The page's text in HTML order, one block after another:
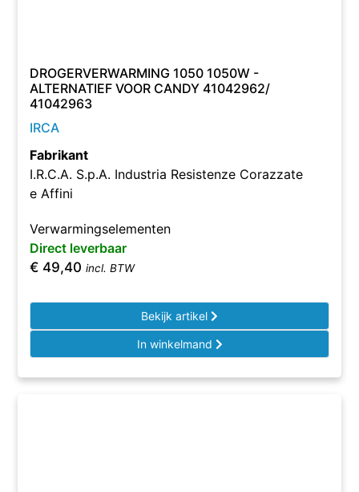
DROGERVERWARMING 1050 1050W -
ALTERNATIEF VOOR CANDY 41042962/
41042963
IRCA
Fabrikant
I.R.C.A. S.p.A. Industria Resistenze Corazzate
e Affini
Verwarmingselementen
Direct leverbaar
€ 49,40 incl. BTW
Bekijk artikel
In winkelmand